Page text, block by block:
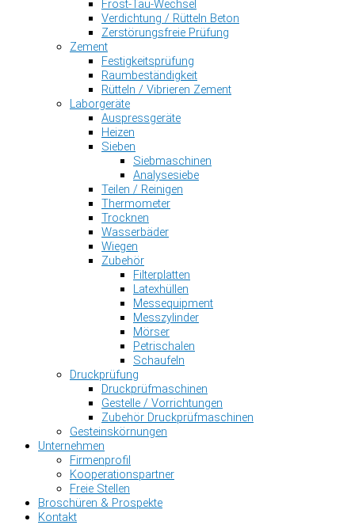
Frost-Tau-Wechsel
Verdichtung / Rütteln Beton
Zerstörungsfreie Prüfung
Zement
Festigkeitsprüfung
Raumbeständigkeit
Rütteln / Vibrieren Zement
Laborgeräte
Auspressgeräte
Heizen
Sieben
Siebmaschinen
Analysesiebe
Teilen / Reinigen
Thermometer
Trocknen
Wasserbäder
Wiegen
Zubehör
Filterplatten
Latexhüllen
Messequipment
Messzylinder
Mörser
Petrischalen
Schaufeln
Druckprüfung
Druckprüfmaschinen
Gestelle / Vorrichtungen
Zubehör Druckprüfmaschinen
Gesteinskörnungen
Unternehmen
Firmenprofil
Kooperationspartner
Freie Stellen
Broschüren & Prospekte
Kontakt